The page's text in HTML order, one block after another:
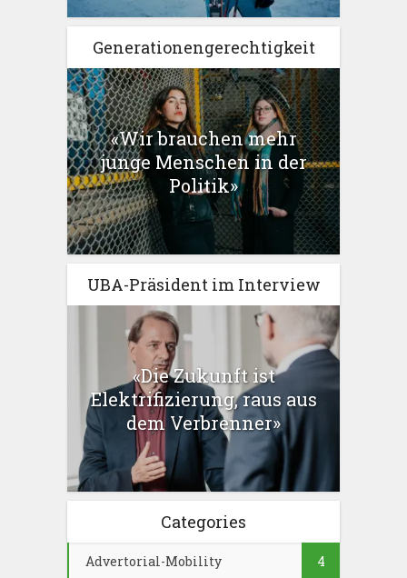
Generationengerechtigkeit
«Wir brauchen mehr
junge Menschen in der
Politik»
UBA-Präsident im Interview
«Die Zukunft ist
Elektrifizierung, raus aus
dem Verbrenner»
Categories
Advertorial-Mobility 4